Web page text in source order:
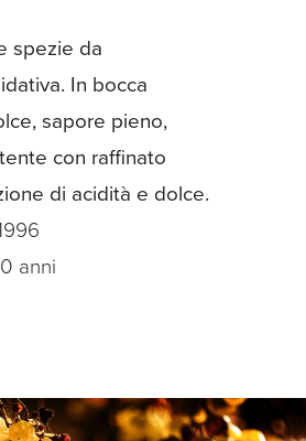
spezie da
In bocca
sapore pieno,
con raffinato
di acidità e dolce.
anni